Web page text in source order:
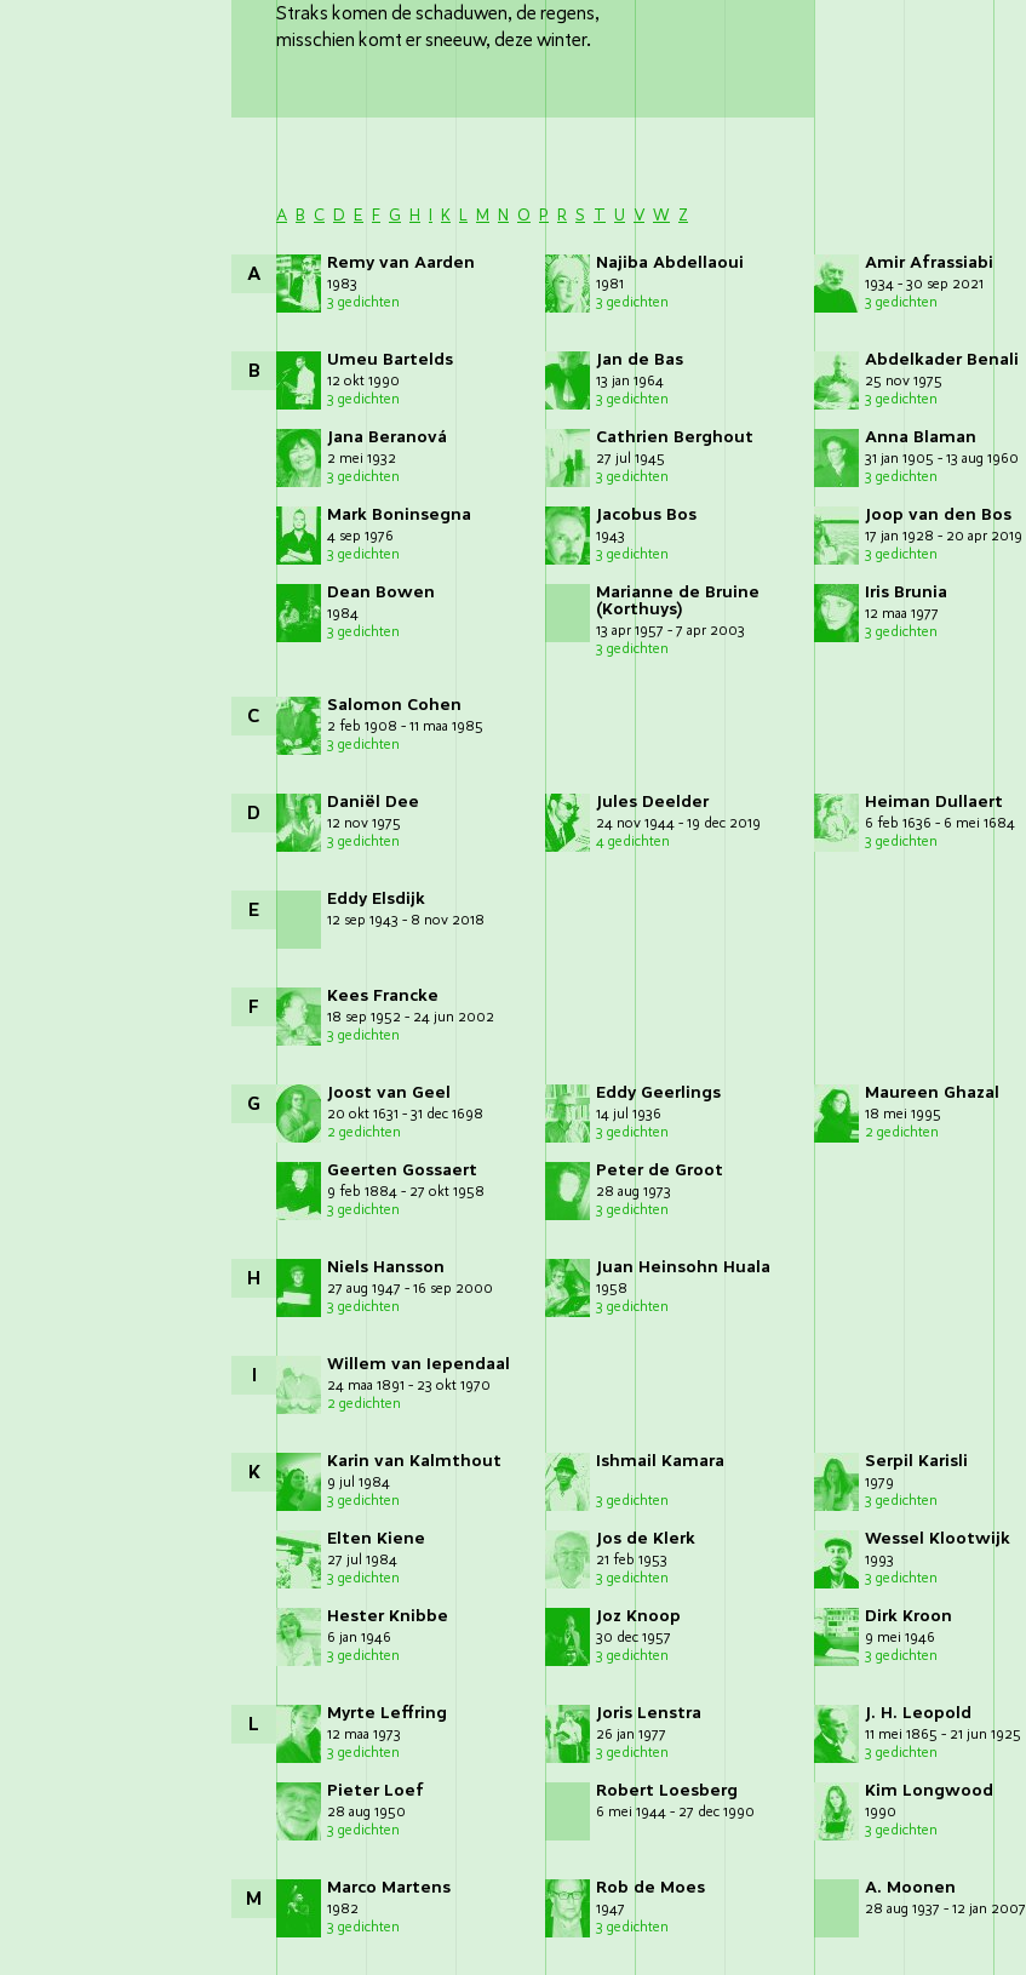
Straks komen de schaduwen, de regens,
misschien komt er sneeuw, deze winter.
A B C D E F G H I K L M N O P R S T U V W Z
A Remy van Aarden
1983
3 gedichten
Najiba Abdellaoui
1981
3 gedichten
Amir Afrassiabi
1934 - 30 sep 2021
3 gedichten
B Umeu Bartelds
12 okt 1990
3 gedichten
Jan de Bas
13 jan 1964
3 gedichten
Abdelkader Benali
25 nov 1975
3 gedichten
Jana Beranová
2 mei 1932
3 gedichten
Cathrien Berghout
27 jul 1945
3 gedichten
Anna Blaman
31 jan 1905 - 13 aug 1960
3 gedichten
Mark Boninsegna
4 sep 1976
3 gedichten
Jacobus Bos
1943
3 gedichten
Joop van den Bos
17 jan 1928 - 20 apr 2019
3 gedichten
Dean Bowen
1984
3 gedichten
Marianne de Bruine
(Korthuys)
13 apr 1957 - 7 apr 2003
3 gedichten
Iris Brunia
12 maa 1977
3 gedichten
C Salomon Cohen
2 feb 1908 - 11 maa 1985
3 gedichten
D Daniël Dee
12 nov 1975
3 gedichten
Jules Deelder
24 nov 1944 - 19 dec 2019
4 gedichten
Heiman Dullaert
6 feb 1636 - 6 mei 1684
3 gedichten
E Eddy Elsdijk
12 sep 1943 - 8 nov 2018
F Kees Francke
18 sep 1952 - 24 jun 2002
3 gedichten
G Joost van Geel
20 okt 1631 - 31 dec 1698
2 gedichten
Eddy Geerlings
14 jul 1936
3 gedichten
Maureen Ghazal
18 mei 1995
2 gedichten
Geerten Gossaert
9 feb 1884 - 27 okt 1958
3 gedichten
Peter de Groot
28 aug 1973
3 gedichten
H Niels Hansson
27 aug 1947 - 16 sep 2000
3 gedichten
Juan Heinsohn Huala
1958
3 gedichten
I Willem van Iependaal
24 maa 1891 - 23 okt 1970
2 gedichten
K Karin van Kalmthout
9 jul 1984
3 gedichten
Ishmail Kamara
3 gedichten
Serpil Karisli
1979
3 gedichten
Elten Kiene
27 jul 1984
3 gedichten
Jos de Klerk
21 feb 1953
3 gedichten
Wessel Klootwijk
1993
3 gedichten
Hester Knibbe
6 jan 1946
3 gedichten
Joz Knoop
30 dec 1957
3 gedichten
Dirk Kroon
9 mei 1946
3 gedichten
L Myrte Leffring
12 maa 1973
3 gedichten
Joris Lenstra
26 jan 1977
3 gedichten
J. H. Leopold
11 mei 1865 - 21 jun 1925
3 gedichten
Pieter Loef
28 aug 1950
3 gedichten
Robert Loesberg
6 mei 1944 - 27 dec 1990
Kim Longwood
1990
3 gedichten
M Marco Martens
1982
3 gedichten
Rob de Moes
1947
3 gedichten
A. Moonen
28 aug 1937 - 12 jan 2007